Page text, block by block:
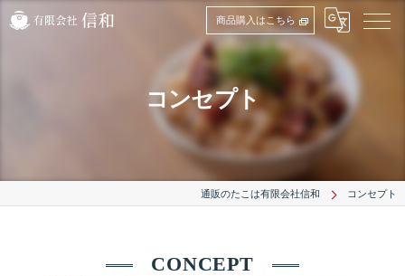
商品購入はこちら
コンセプト
通販のたこは有限会社信和 コンセプト
CONCEPT